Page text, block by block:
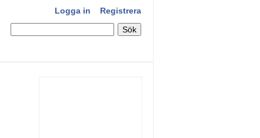
Logga in Registrera